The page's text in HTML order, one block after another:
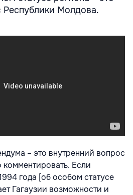
Республики Молдова.
– это внутренний вопрос
Если
года [об особом статусе
Гагаузии возможности и